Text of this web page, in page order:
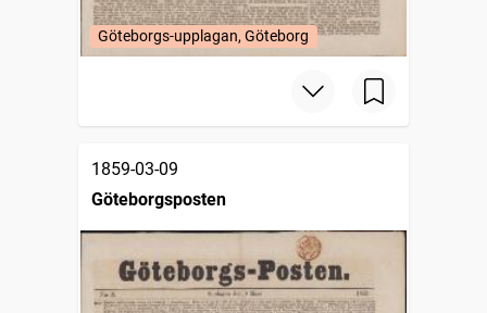
Göteborgs-upplagan, Göteborg
1859-03-09
Göteborgsposten